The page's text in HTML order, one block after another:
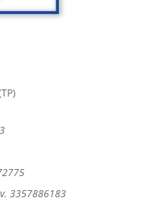
3357886183